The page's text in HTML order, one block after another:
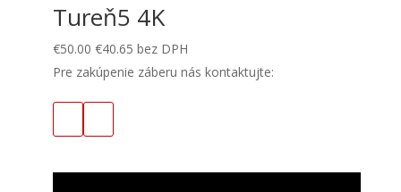
Tureň5 4K
€50.00 €40.65 bez DPH
Pre zakúpenie záberu nás kontaktujte: